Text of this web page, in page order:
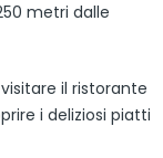
metri dalle
il ristorante
i deliziosi piatti